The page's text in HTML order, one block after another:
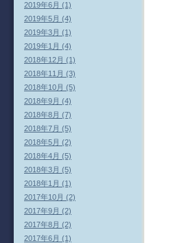
2019年6月 (1)
2019年5月 (4)
2019年3月 (1)
2019年1月 (4)
2018年12月 (1)
2018年11月 (3)
2018年10月 (5)
2018年9月 (4)
2018年8月 (7)
2018年7月 (5)
2018年5月 (2)
2018年4月 (5)
2018年3月 (5)
2018年1月 (1)
2017年10月 (2)
2017年9月 (2)
2017年8月 (2)
2017年6月 (1)